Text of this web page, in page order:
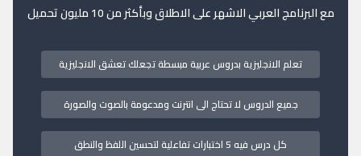
مع البرنامج العربي الاشهر على الاطلاق وبأكثر من 10 مليون تحميل
تعلم الانجليزية بدروس عربية مبسطة تجعلك تعشق الانجليزية
جميع الدروس لا تحتاج الى انترنت ومدعومة بالصوت والصورة
كل درس فيه 5 اختبارات تفاعلية لتحسين اللفظ والنطق